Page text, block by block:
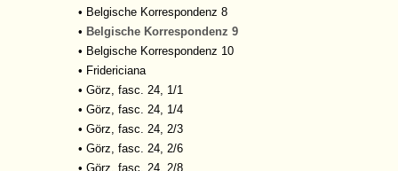
• Belgische Korrespondenz 8
• Belgische Korrespondenz 9
• Belgische Korrespondenz 10
• Fridericiana
• Görz, fasc. 24, 1/1
• Görz, fasc. 24, 1/4
• Görz, fasc. 24, 2/3
• Görz, fasc. 24, 2/6
• Görz, fasc. 24, 2/8